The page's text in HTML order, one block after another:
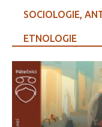
SOCIOLOGIE,
ETNOLOGIE